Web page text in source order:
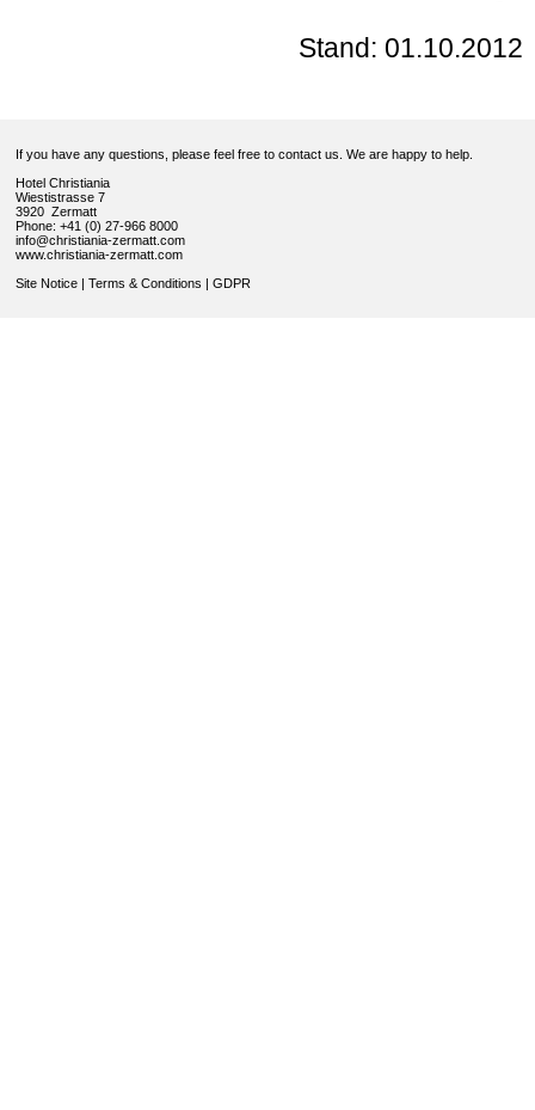
Stand: 01.10.2012
If you have any questions, please feel free to contact us. We are happy to help.
Hotel Christiania
Wiestistrasse 7
3920 Zermatt
Phone: +41 (0) 27-966 8000
info@christiania-zermatt.com
www.christiania-zermatt.com
Site Notice | Terms & Conditions | GDPR